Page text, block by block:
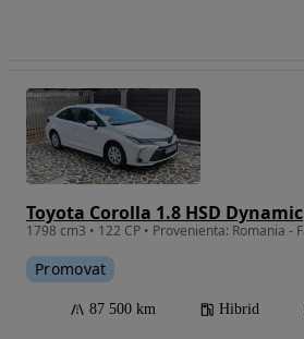
Toyota Corolla 1.8 HSD Dynamic
Promovat
87 500 km Hibrid